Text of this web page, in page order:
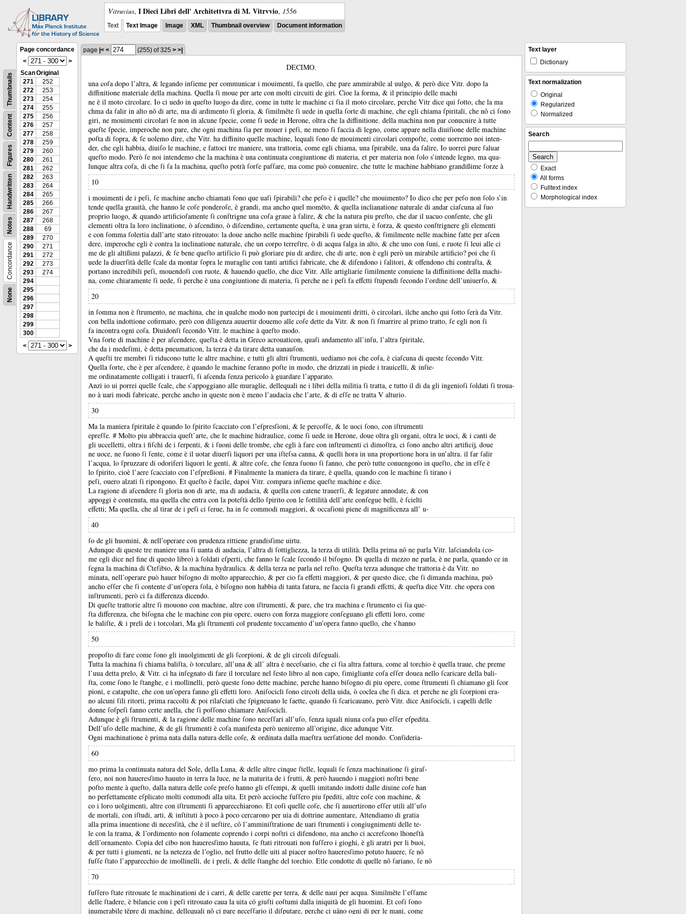
Vitruvius, I Dieci Libri dell' Architettvra di M. Vitrvvio, 1556
Text Text Image Image XML Thumbnail overview Document information
None
Concordance
Notes
Handwritten
Figures
Content
Thumbnails
Page concordance
<
>
ScanOriginal
271
252
272
253
273
254
274
255
275
256
276
257
277
258
278
259
279
260
280
261
281
262
282
263
283
264
284
265
285
266
286
267
287
268
288
69
289
270
290
271
291
272
292
273
293
274
294
295
296
297
298
299
300
<
>
page |< < (255) of 325 > >|
DECIMO.
una coſa dopo l’altra, & legando inſieme per communicar i mouimenti, fa quello, che pare ammirabile al uulgo, & però dice Vitr. dopo la
diffinitione materiale della machina. Quella ſi moue per arte con molti circuiti de giri. Cioe la forma, & il principio delle machi
ne è il moto circolare. Io ci uedo in queſto luogo da dire, come in tutte le machine ci ſia il moto circolare, perche Vitr dice qui ſotto, che la ma
chma da ſalir in alto nõ di arte, ma di ardimento ſi gloria, & ſimilmẽte ſi uede in quella ſorte di machine, che egli chiama ſpiritali, che nõ ci ſono
giri, ne mouimenti circolari ſe non in alcune ſpecie, come ſi uede in Herone, oltra che la diffinitione. della machina non par conucnire à tutte
queſte ſpecie, imperoche non pare, che ogni machina ſia per mouer i peſi, ne meno ſi faccia di legno, come appare nella diuiſione delle machine
poſta di ſopra, & ſe uolemo dire, che Vitr. ha diffinito quelle machine, lequali ſono de mouimenti circolari compoſte, come uorremo noi inten-
der, che egli habbia, diuiſo le machine, e fattoci tre maniere, una trattoria, come egli chiama, una ſpirabile, una da ſalire, Io uorrei pure ſaluar
queſto modo. Però ſe noi intendemo che la machina è una continuata congiuntione di materia, et per materia non ſolo s’intende legno, ma qua-
lunque altra coſa, di che ſi ſa la machina, queſto potrà ſorſe paſſare, ma come può conuenire, che tutte le machine habbiano grandißime ſorze à
10
i mouimenti de i peſi, ſe machine ancho chiamati ſono que uaſi ſpirabili? che peſo è i quelle? che mouimento? Io dico che per peſo non ſolo s’in
tende quella grauità, che hanno le coſe ponderoſe, è grandi, ma ancho quel momẽto, & quella inclianatione naturale di andar ciaſcuna al ſuo
proprio luogo, & quando artificioſamente ſi conſtrigne una coſa graue à ſalire, & che la natura piu preſto, che dar il uacuo conſente, che gli
clementi oltra la loro inclinatione, ò aſcendino, ò diſcendino, certamente queſta, è una gran uirtu, è ſorza, & questo conſtrignere gli elementi
e con ſomma ſolertia dall’arte stato ritrouato: la doue ancho nelle machine ſpirabili ſi uede queſto, & ſimilmente nelle machine fatte per aſcen
dere, imperoche egli è contra la inclinatione naturale, che un corpo terreſtre, ò di acqua ſalga in alto, & che uno con ſuni, e ruote ſi leui alle ci
me de gli altißimi palazzi, & ſe bene queſto artiſicio ſi può gloriare piu di ardire, che di arte, non è egli però un mirabile artificio? poi che ſi
uede la diuerſità delle ſcale da montar ſopra le muraglie con tanti artifici fabricate, che & difendono i ſalitori, & offendono chi contraſta, &
portano incredibili peſi, mouendoſi con ruote, & hauendo quello, che dice Vitr. Alle artigliarie ſimilmente conuiene la diffinitione della machi-
na, come chiaramente ſi uede, ſi perche è una congiuntione di materia, ſi perche ne i peſi fa effctti ſtupendi ſecondo l’ordine dell’uniuerſo, &
20
in ſomma non è ſtrumento, ne machina, che in qualche modo non partecipi de i mouimenti dritti, ò circolari, ilche ancho qui ſotto ſerà da Vitr.
con bella indottione cofirmato, però con diligenza auuertir douemo alle coſe dette da Vitr. & non ſi ſmarrire al primo tratto, ſe egli non ſi
fa incontra ogni coſa. Diuidonſi ſecondo Vitr. le machine à queſto modo.
Vna ſorte di machine è per aſcendere, queſta è detta in Greco acrouaticon, quaſi andamento all’inſu, l’altra ſpiritale,
che da i medeſimi, è detta pneumaticon, la terza è da tirare detta uanauſon.
A queſti tre membri ſi riducono tutte le altre machine, e tutti gli altri ſtrumenti, uediamo noi che coſa, è ciaſcuna di queste ſecondo Vitr.
Quella ſorte, che è per aſcendere, è quando le machine ſeranno poſte in modo, che drizzati in piede i trauicelli, & inſie-
me ordinatamente colligati i trauerſi, ſi aſcenda ſenza pericolo à guardare l’apparato.
Anzi io ui porrei quelle ſcale, che s’appoggiano alle muraglie, dellequali ne i libri della militia ſi tratta, e tutto il di da gli ingenioſi ſoldati ſi troua-
no à uari modi fabricate, perche ancho in queste non è meno l’audacia che l’arte, & di eſſe ne tratta V alturio.
30
Ma la maniera ſpiritale è quando lo ſpirito ſcacciato con l’eſpresſioni, & le percoſſe, & le uoci ſono, con iſtrumenti
epreſſe. # Molto piu abbraccia queſt’arte, che le machine hidraulice, come ſi uede in Herone, doue oltra gli organi, oltra le uoci, & i canti de
gli uccelletti, oltra i fiſchi de i ſerpenti, & i ſuoni delle trombe, che egli à fare con inſtrumenti ci dimoſtra, ci ſono ancho altri artificĳ, doue
ne uoce, ne ſuono ſi ſente, come è il uotar diuerſi liquori per una iſteſsa canna, & quelli hora in una proportione hora in un’altra. il far ſalir
l’acqua, lo ſpruzzare di odoriferi liquori le genti, & altre coſe, che ſenza ſuono ſi fanno, che però tutte conuengono in queſto, che in eſſe è
lo ſpirito, cioè l’aere ſcacciato con l’eſpreßioni. # Finalmente la maniera da tirare, è quella, quando con le machine ſi tirano i
peſi, ouero alzati ſi ripongono. Et queſto è facile, dapoi Vitr. compara inſieme queſte machine e dice.
La ragione di aſcendere ſi gloria non di arte, ma di audacia, & quella con catene trauerſi, & legature annodate, & con
appoggi è contenuta, ma quella che entra con la poteſtà dello ſpirito con le ſottilità dell’arte conſegue belli, è ſcielti
effetti; Ma quella, che al tirar de i peſi ci ſerue, ha in ſe commodi maggiori, & occaſioni piene di magnificenza all’ u-
40
ſo de gli huomini, & nell’operare con prudenza rittiene grandisſime uirtu.
Adunque di queste tre maniere una ſi uanta di audacia, l’altra di ſottigliezza, la terza di utilità. Della prima nõ ne parla Vitr. laſciandola (co-
me egli dice nel fine di questo libro) à ſoldati eſperti, che fanno le ſcale ſecondo il biſogno. Di quella di mezzo ne parla, è ne parla, quando ce in
ſegna la machina di Cteſibio, & la machina hydraulica. & della terza ne parla nel reſto. Queſta terza adunque che trattoria è da Vitr. no
minata, nell’operare può hauer biſogno di molto apparecchio, & per cio fa effetti maggiori, & per questo dice, che ſi dimanda machina, può
ancho eſſer che ſi contente d’un’opera ſola, è biſogno non habbia di tanta fatura, ne faccia ſi grandi effctti, & queſta dice Vitr. che opera con
inſtrumenti, però ci fa differenza dicendo.
Di queſte trattorie altre ſi mouono con machine, altre con iſtrumenti, & pare, che tra machina e ſtrumento ci ſia que-
ſta differenza, che biſogna che le machine con piu opere, ouero con forza maggiore conſeguano gli effetti loro, come
le baliſte, & i preli de i torcolari, Ma gli ſtrumenti col prudente toccamento d’un’opera fanno quello, che s’hanno
50
propoſto di fare come ſono gli inuolgimenti de gli ſcorpioni, & de gli circoli diſeguali.
Tutta la machina ſi chiama baliſta, ò torculare, all’una & all’ altra è neceſsario, che ci ſia altra fattura, come al torchio è quella traue, che preme
l’uua detta prelo, & Vitr. ci ha inſegnato di fare il torculare nel ſesto libro al non capo, ſimigliante coſa eſſer douea nello ſcaricare della bali-
ſta, come ſono le ſtanghe, e i mollinelli, però queste ſono dette machine, perche hanno biſogno di piu opere, come ſtrumenti ſi chiamano gli ſcor
pioni, e catapulte, che con un’opera fanno gli effetti loro. Aniſocicli ſono circoli della uida, ò coclea che ſi dica. et perche ne gli ſcorpioni era-
no alcuni ſili ritorti, prima raccolti & poi rilaſciati che ſpigneuano le ſaette, quando ſi ſcaricauano, però Vitr. dice Aniſocicli, i capelli delle
donne ſoſpeſi fanno certe anella, che ſi poſſono chiamare Aniſocicli.
Adunque è gli ſtrumenti, & la ragione delle machine ſono neceſſari all’uſo, ſenza iquali niuna coſa puo eſſer eſpedita.
Dell’uſo delle machine, & de gli ſtrumenti è coſa manifesta però ueniremo all’origine, dice adunque Vitr.
Ogni machinatione è prima nata dalla natura delle coſe, & ordinata dalla maeſtra uerſatione del mondo. Conſideria-
60
mo prima la continuata natura del Sole, della Luna, & delle altre cinque ſtelle, lequali ſe ſenza machinatione ſi giraſ-
ſero, noi non haueresſimo hauuto in terra la luce, ne la maturita de i frutti, & però hauendo i maggiori noſtri bene
poſto mente à queſto, dalla natura delle coſe preſo hanno gli eſſempi, & quelli imitando indotti dalle diuine coſe han
no perfettamente eſplicato molti commodi alla uita. Et però accioche fuſſero piu ſpediti, altre coſe con machine, &
co i loro uolgimenti, altre con iſtrumenti ſi apparecchiarono. Et coſi quelle coſe, che ſi auuertirono eſſer utili all’uſo
de mortali, con iſtudi, arti, & inſtituti à poco à poco cercarono per uia di dottrine aumentare, Attendiamo di gratia
alla prima inuentione di necesſità, che è il ueſtire, cõ l’amminiſtratione de uari ſtrumenti i congiugnimenti delle te-
le con la trama, & l’ordimento non ſolamente coprendo i corpi noſtri ci difendono, ma ancho ci accreſcono lhoneſtà
dell’ornamento. Copia del cibo non haueresſimo hauuta, ſe ſtati ritrouati non fuſſero i gioghi, è gli aratri per li buoi,
& per tutti i giumenti, ne la netezza de l’oglio, nel frutto delle uiti al piacer noſtro haueresſimo potuto hauere, ſe nõ
fuſſe ſtato l’apparecchio de imollinelli, de i preli, & delle ſtanghe del torchio. Etle condotte di quelle nõ ſariano, ſe nõ
70
fuſſero ſtate ritrouate le machinationi de i carri, & delle carette per terra, & delle naui per acqua. Similmẽte l’eſſame
delle ſtadere, è bilancie con i peſi ritrouato caua la uita cõ giuſti coſtumi dalla iniquità de gli huomini. Et coſi ſono
inumerabile tẽpre di machine, dellequali nõ ci pare neceſſario il diſputare, perche ci uãno ogni di per le mani, come
Text layer
Dictionary
Text normalization
Original
Regularized
Normalized
Search
Exact
All forms
Fulltext index
Morphological index